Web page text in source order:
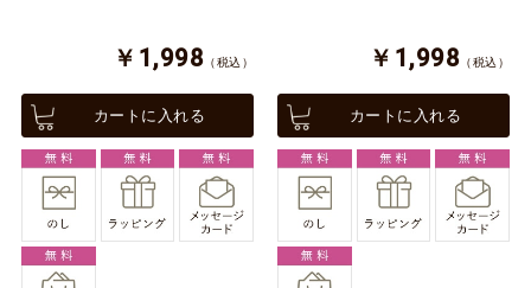
￥1,998 （税込）
カートに入れる
￥1,998 （税込）
カートに入れる